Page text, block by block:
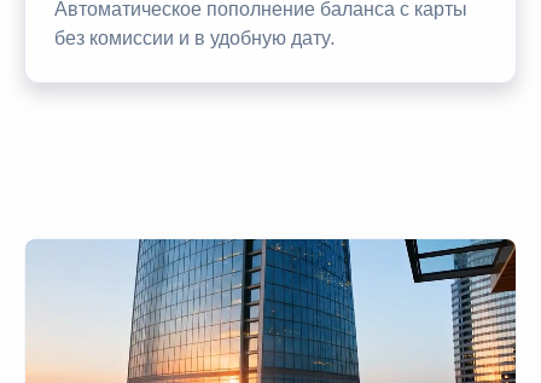
Автоматическое пополнение баланса с карты
без комиссии и в удобную дату.